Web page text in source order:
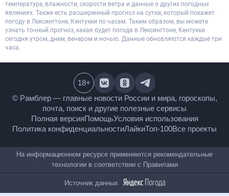
температуре, влажности, скорости ветра и данные о других погодных
явлениях. Также есть расширенный прогноз на сутки, который покажет
погоду в Лексингтоне, Кентукки по часам. Таким образом, вы можете
узнать точный прогноз, какая будет погода в Лексингтоне, Кентукки
сегодня утром, днем, вечером и ночью. Данные обновляются каждые три
часа.
© Рамблер — главные новости России и мира,
гороскопы, почта, поиск и другие полезные сервисы
Полная версияПомощьУсловия использования
Политика конфиденциальностиЛайкиТоп-100
18+
На информационном ресурсе применяются
рекомендательные технологии в соответствии сПравилами
Источник данных